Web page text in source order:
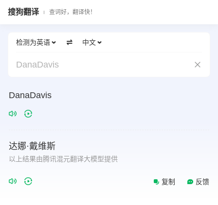
搜狗翻译 查词好，翻译快！
检测为英语 中文
DanaDavis
DanaDavis
达娜·戴维斯
以上结果由腾讯混元翻译大模型提供
复制 反馈